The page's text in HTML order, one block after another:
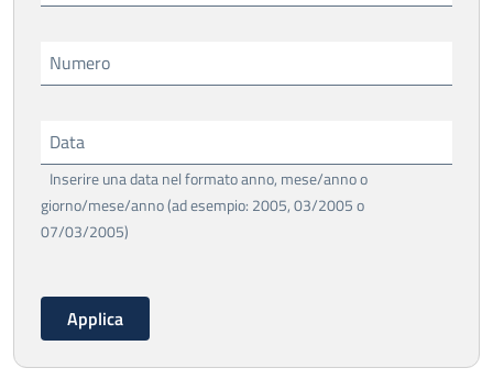
Numero
Data
Inserire una data nel formato anno, mese/anno o
giorno/mese/anno (ad esempio: 2005, 03/2005 o
07/03/2005)